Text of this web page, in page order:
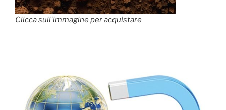
Clicca sull'immagine per acquistare